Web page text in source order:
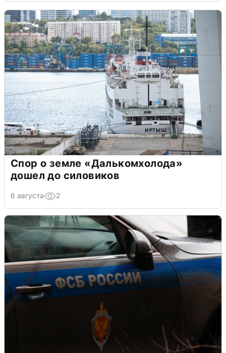
Спор о земле «Далькомхолода»
дошел до силовиков
6 августа 2